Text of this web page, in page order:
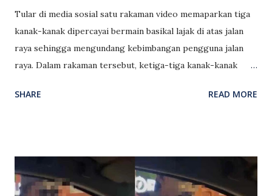
Tular di media sosial satu rakaman video memaparkan tiga
kanak-kanak dipercayai bermain basikal lajak di atas jalan
raya sehingga mengundang kebimbangan pengguna jalan
raya. Dalam rakaman tersebut, ketiga-tiga kanak-kanak
membahayakan keselamatan diri sendiri serta pengguna
berkenaan, lebih-lebih lagi ketika musim cuti sekolah
apabila kanak-kanak mempunyai lebih banyak masa di luar
SHARE READ MORE